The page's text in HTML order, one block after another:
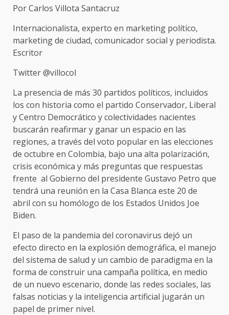
Por Carlos Villota Santacruz
Internacionalista, experto en marketing político,
marketing de ciudad, comunicador social y periodista.
Escritor
Twitter @villocol
La presencia de más 30 partidos políticos, incluidos
los con historia como el partido Conservador, Liberal
y Centro Democrático y colectividades nacientes
buscarán reafirmar y ganar un espacio en las
regiones, a través del voto popular en las elecciones
de octubre en Colombia, bajo una alta polarización,
crisis económica y más preguntas que respuestas
frente al Gobierno del presidente Gustavo Petro que
tendrá una reunión en la Casa Blanca este 20 de
abril con su homólogo de los Estados Unidos Joe
Biden.
El paso de la pandemia del coronavirus dejó un
efecto directo en la explosión demográfica, el manejo
del sistema de salud y un cambio de paradigma en la
forma de construir una campaña política, en medio
de un nuevo escenario, donde las redes sociales, las
falsas noticias y la inteligencia artificial jugarán un
papel de primer nivel.